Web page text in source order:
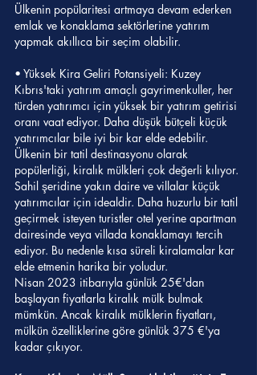
Ülkenin popülaritesi artmaya devam ederken
emlak ve konaklama sektörlerine yatırım
yapmak akıllıca bir seçim olabilir.
• Yüksek Kira Geliri Potansiyeli: Kuzey
Kıbrıs'taki yatırım amaçlı gayrimenkuller, her
türden yatırımcı için yüksek bir yatırım getirisi
oranı vaat ediyor. Daha düşük bütçeli küçük
yatırımcılar bile iyi bir kar elde edebilir.
Ülkenin bir tatil destinasyonu olarak
popülerliği, kiralık mülkleri çok değerli kılıyor.
Sahil şeridine yakın daire ve villalar küçük
yatırımcılar için idealdir. Daha huzurlu bir tatil
geçirmek isteyen turistler otel yerine apartman
dairesinde veya villada konaklamayı tercih
ediyor. Bu nedenle kısa süreli kiralamalar kar
elde etmenin harika bir yoludur.
Nisan 2023 itibarıyla günlük 25€'dan
başlayan fiyatlarla kiralık mülk bulmak
mümkün. Ancak kiralık mülklerin fiyatları,
mülkün özelliklerine göre günlük 375 €'ya
kadar çıkıyor.